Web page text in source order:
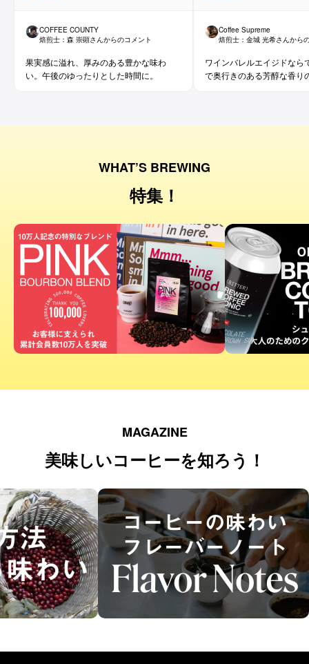
COFFEE COUNTY
焙煎士： 森 崇顕さんからのコメント
果実感に溢れ、厚みのある豊かな味わ
い。午後のゆったりとした時間に。
Coffee Supreme
焙煎士： 金城 光希さんから
ワインバレルエイジドなら
で奥行きのある芳醇な香り
WHAT’S BREWING
特集！
MAGAZINE
美味しいコーヒーを知ろう！